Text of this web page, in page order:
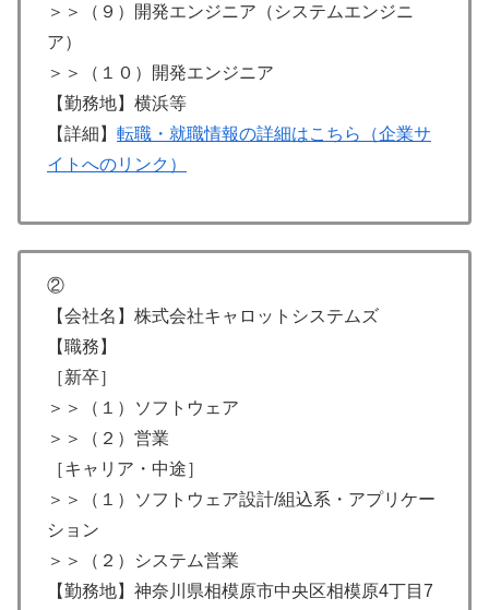
＞＞（９）開発エンジニア（システムエンジニ
ア）
＞＞（１０）開発エンジニア
【勤務地】横浜等
【詳細】 転職・就職情報の詳細はこちら（企業サ
イトへのリンク）
②
【会社名】株式会社キャロットシステムズ
【職務】
［新卒］
＞＞（１）ソフトウェア
＞＞（２）営業
［キャリア・中途］
＞＞（１）ソフトウェア設計/組込系・アプリケー
ション
＞＞（２）システム営業
【勤務地】神奈川県相模原市中央区相模原4丁目7